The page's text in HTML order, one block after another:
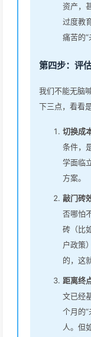
资产，
过度教
痛苦的“
第四步：评
我们不能无脑
下三点，看看
切换成
条件，
学面临
方案。
敲门砖
否哪怕
砖（比
户政策
的，这
距离终
文已经
个月的
人。但